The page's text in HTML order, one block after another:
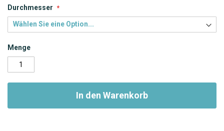
Durchmesser
Menge
In den Warenkorb